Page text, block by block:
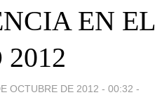
EN EL
OCTUBRE DE 2012 - 00:32 -